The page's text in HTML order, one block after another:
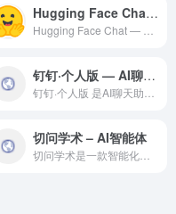
Hugging Face Chat — 开源大模型对话聚合平台
钉钉·个人版 — AI聊天助手领域的专业 AI 工具
切问学术 – AI智能体